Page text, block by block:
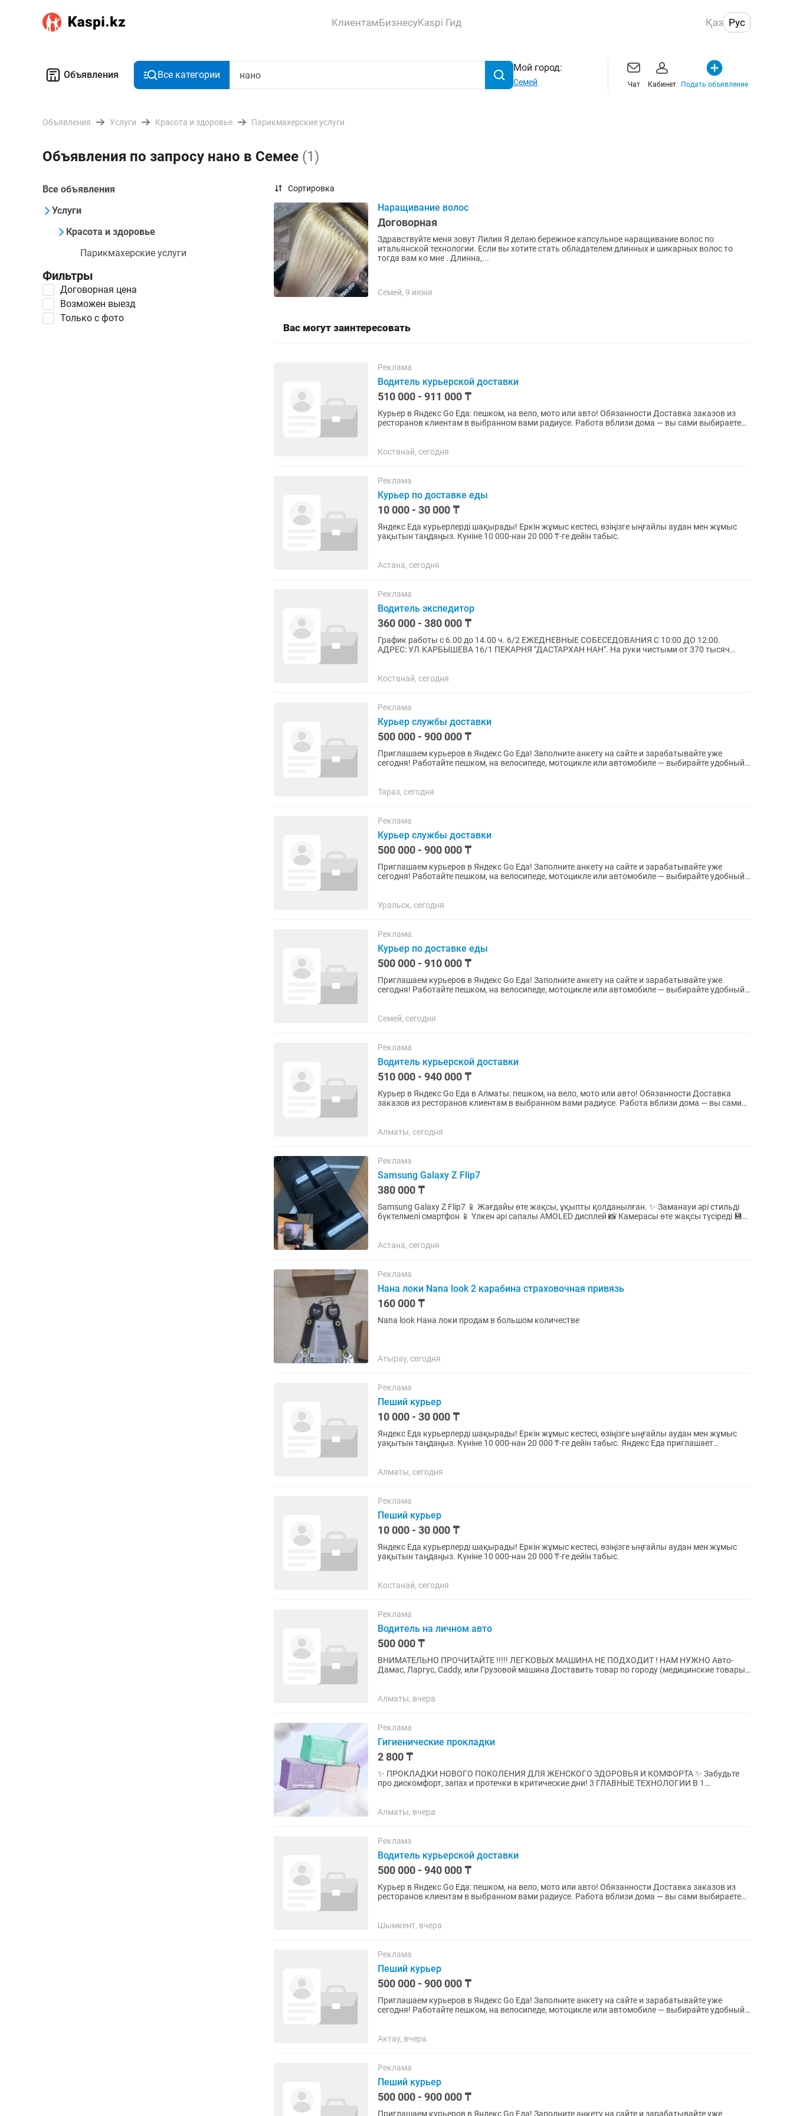
КлиентамБизнесуKaspi Гид Қаз Рус
Объявления Все категории
Мой город:
Семей Чат Кабинет Подать объявление
Объявления Услуги Красота и здоровье Парикмахерские услуги
Объявления по запросу нано в Семее (1)
Все объявления
Услуги
Красота и здоровье
Парикмахерские услуги
Фильтры
Договорная цена
Возможен выезд
Только с фото
Сортировка
Наращивание волос
Договорная
Здравствуйте меня зовут Лилия Я делаю бережное капсульное наращивание волос по
итальянской технологии. Если вы хотите стать обладателем длинных и шикарных волос то
тогда вам ко мне . Длинна,...
Семей, 9 июня
Вас могут заинтересовать
Реклама
Водитель курьерской доставки
510 000 - 911 000 ₸
Курьер в Яндекс Go Еда: пешком, на вело, мото или авто! Обязанности Доставка заказов из
ресторанов клиентам в выбранном вами радиусе. Работа вблизи дома — вы сами выбираете
Костанай, сегодня
Реклама
Курьер по доставке еды
10 000 - 30 000 ₸
Яндекс Еда курьерлерді шақырады! Еркін жұмыс кестесі, өзіңізге ыңғайлы аудан мен жұмыс
уақытын таңдаңыз. Күніне 10 000-нан 20 000 ₸-ге дейін табыс.
Астана, сегодня
Реклама
Водитель экспедитор
360 000 - 380 000 ₸
График работы с 6.00 до 14.00 ч. 6/2 ЕЖЕДНЕВНЫЕ СОБЕСЕДОВАНИЯ С 10:00 ДО 12:00.
АДРЕС: УЛ.КАРБЫШЕВА 16/1 ПЕКАРНЯ "ДАСТАРХАН НАН". На руки чистыми от 370 тысяч
Костанай, сегодня
Реклама
Курьер службы доставки
500 000 - 900 000 ₸
Приглашаем курьеров в Яндекс Go Еда! Заполните анкету на сайте и зарабатывайте уже
сегодня! Работайте пешком, на велосипеде, мотоцикле или автомобиле — выбирайте удобный
Тараз, сегодня
Реклама
Курьер службы доставки
500 000 - 900 000 ₸
Приглашаем курьеров в Яндекс Go Еда! Заполните анкету на сайте и зарабатывайте уже
сегодня! Работайте пешком, на велосипеде, мотоцикле или автомобиле — выбирайте удобный
Уральск, сегодня
Реклама
Курьер по доставке еды
500 000 - 910 000 ₸
Приглашаем курьеров в Яндекс Go Еда! Заполните анкету на сайте и зарабатывайте уже
сегодня! Работайте пешком, на велосипеде, мотоцикле или автомобиле — выбирайте удобный
Семей, сегодня
Реклама
Водитель курьерской доставки
510 000 - 940 000 ₸
Курьер в Яндекс Go Еда в Алматы: пешком, на вело, мото или авто! Обязанности Доставка
заказов из ресторанов клиентам в выбранном вами радиусе. Работа вблизи дома — вы сами
Алматы, сегодня
Реклама
Samsung Galaxy Z Flip7
380 000 ₸
Samsung Galaxy Z Flip7 📱 Жағдайы өте жақсы, ұқыпты қолданылған. ✨ Заманауи әрі стильді
бүктелмелі смартфон 📱 Үлкен әрі сапалы AMOLED дисплей 📸 Камерасы өте жақсы түсіреді 💾
Астана, сегодня
Реклама
Нана локи Nana look 2 карабина страховочная привязь
160 000 ₸
Nana look Нана локи продам в большом количестве
Атырау, сегодня
Реклама
Пеший курьер
10 000 - 30 000 ₸
Яндекс Еда курьерлерді шақырады! Еркін жұмыс кестесі, өзіңізге ыңғайлы аудан мен жұмыс
уақытын таңдаңыз. Күніне 10 000-нан 20 000 ₸-ге дейін табыс. Яндекс Еда приглашает
Алматы, сегодня
Реклама
Пеший курьер
10 000 - 30 000 ₸
Яндекс Еда курьерлерді шақырады! Еркін жұмыс кестесі, өзіңізге ыңғайлы аудан мен жұмыс
уақытын таңдаңыз. Күніне 10 000-нан 20 000 ₸-ге дейін табыс.
Костанай, сегодня
Реклама
Водитель на личном авто
500 000 ₸
ВНИМАТЕЛЬНО ПРОЧИТАЙТЕ !!!!! ЛЕГКОВЫХ МАШИНА НЕ ПОДХОДИТ ! НАМ НУЖНО Авто-
Дамас, Ларгус, Caddy, или Грузовой машина Доставить товар по городу (медицинские товары
Алматы, вчера
Реклама
Гигиенические прокладки
2 800 ₸
✨ ПРОКЛАДКИ НОВОГО ПОКОЛЕНИЯ ДЛЯ ЖЕНСКОГО ЗДОРОВЬЯ И КОМФОРТА ✨ Забудьте
про дискомфорт, запах и протечки в критические дни! 3 ГЛАВНЫЕ ТЕХНОЛОГИИ В 1
Алматы, вчера
Реклама
Водитель курьерской доставки
500 000 - 940 000 ₸
Курьер в Яндекс Go Еда: пешком, на вело, мото или авто! Обязанности Доставка заказов из
ресторанов клиентам в выбранном вами радиусе. Работа вблизи дома — вы сами выбираете
Шымкент, вчера
Реклама
Пеший курьер
500 000 - 900 000 ₸
Приглашаем курьеров в Яндекс Go Еда! Заполните анкету на сайте и зарабатывайте уже
сегодня! Работайте пешком, на велосипеде, мотоцикле или автомобиле — выбирайте удобный
Актау, вчера
Реклама
Пеший курьер
500 000 - 900 000 ₸
Приглашаем курьеров в Яндекс Go Еда! Заполните анкету на сайте и зарабатывайте уже